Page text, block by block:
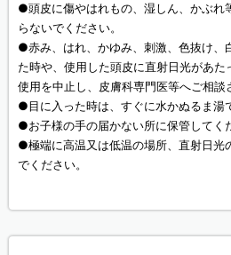
●頭皮に傷やはれもの、湿しん、かぶれ
らないでください。
●赤み、はれ、かゆみ、刺激、色抜け、
た時や、使用した頭皮に直射日光があ
使用を中止し、皮膚科専門医等へご相談
●目に入った時は、すぐに水かぬるま湯
●お子様の手の届かない所に保管してく
●極端に高温又は低温の場所、直射日光
でください。